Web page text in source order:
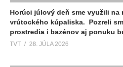
Horúci júlový deň sme využili na
vrútockého kúpaliska. Pozreli
prostredia i bazénov aj ponuku
TVT 28. JÚLA 2026